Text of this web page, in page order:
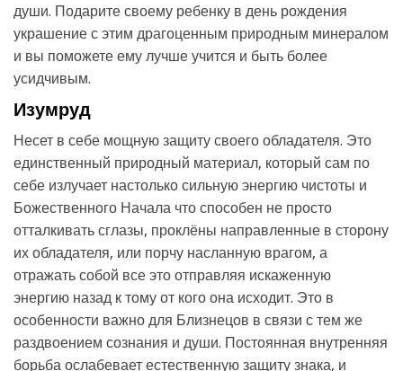
души. Подарите своему ребенку в день рождения
украшение с этим драгоценным природным минералом
и вы поможете ему лучше учится и быть более
усидчивым.
Изумруд
Несет в себе мощную защиту своего обладателя. Это
единственный природный материал, который сам по
себе излучает настолько сильную энергию чистоты и
Божественного Начала что способен не просто
отталкивать сглазы, проклёны направленные в сторону
их обладателя, или порчу насланную врагом, а
отражать собой все это отправляя искаженную
энергию назад к тому от кого она исходит. Это в
особенности важно для Близнецов в связи с тем же
раздвоением сознания и души. Постоянная внутренняя
борьба ослабевает естественную защиту знака, и